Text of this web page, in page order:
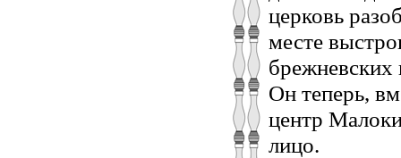
церковь
месте
брежневских
Он теперь,
центр
лицо.